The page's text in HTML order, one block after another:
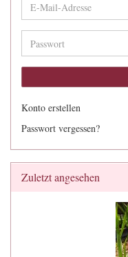
E-
Mail-
Adresse
Passwort
Konto erstellen
Passwort vergessen?
Zuletzt angesehen